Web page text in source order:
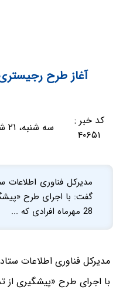
آغاز طرح رجیستری
کد خبر :
۴۰۶۵۱
سه شنبه، ۲۱ شهریور ۱۳۹۶ - ۰۸:۳۳:۲۰
مدیرکل فناوری اطلاعات
گفت: با اجرای طرح
28 مهرماه افرادی که ...
مدیرکل فناوری اطلاعات